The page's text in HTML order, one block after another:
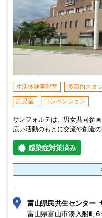
生活体験実習室 多目的スタ
託児室
コンベンション
サンフォルテは、男女共同参
広い活動のもとに交流や創造
感染症対策済み
富山県民共生センター
富山県富山市湊入船町